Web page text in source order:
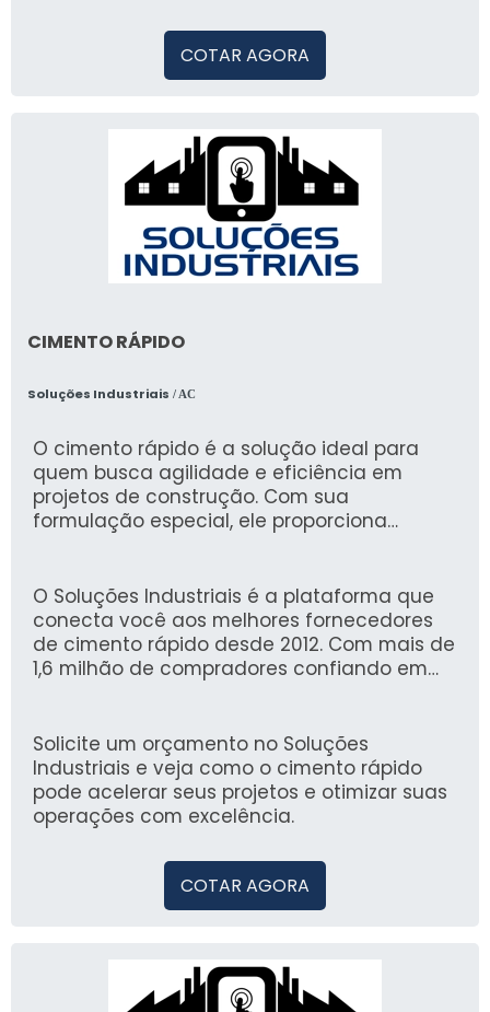
COTAR AGORA
CIMENTO RÁPIDO
Soluções Industriais / AC
O cimento rápido é a solução ideal para
quem busca agilidade e eficiência em
projetos de construção. Com sua
formulação especial, ele proporciona
comprometer a resistência e durabilidade
das estruturas.
O Soluções Industriais é a plataforma que
conecta você aos melhores fornecedores
de cimento rápido desde 2012. Com mais de
1,6 milhão de compradores confiando em
pelos materiais que você precisa.
Solicite um orçamento no Soluções
Industriais e veja como o cimento rápido
pode acelerar seus projetos e otimizar suas
operações com excelência.
COTAR AGORA